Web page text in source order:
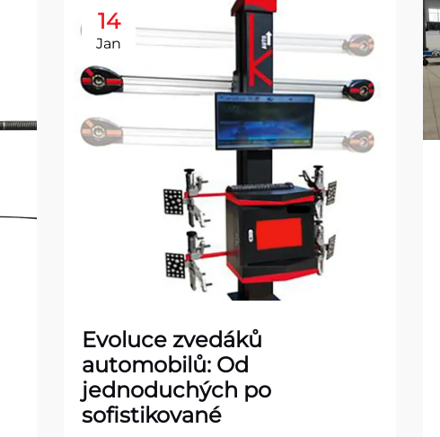
14
Jan
Evoluce zvedáků
automobilů: Od
jednoduchých po
sofistikované